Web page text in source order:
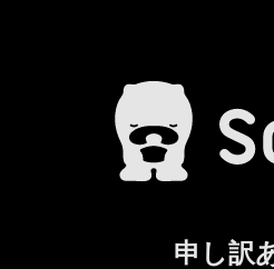
申し訳